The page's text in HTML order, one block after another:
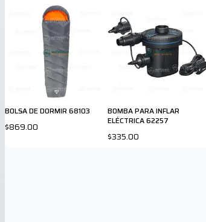
BOLSA DE DORMIR 68103
$869.00
BOMBA PARA INFLAR
ELÉCTRICA 62257
$335.00